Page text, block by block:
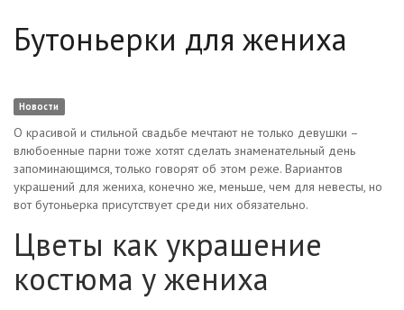
Бутоньерки для жениха
Новости
О красивой и стильной свадьбе мечтают не только девушки –
влюбоенные парни тоже хотят сделать знаменательный день
запоминающимся, только говорят об этом реже. Вариантов
украшений для жениха, конечно же, меньше, чем для невесты, но
вот бутоньерка присутствует среди них обязательно.
Цветы как украшение
костюма у жениха